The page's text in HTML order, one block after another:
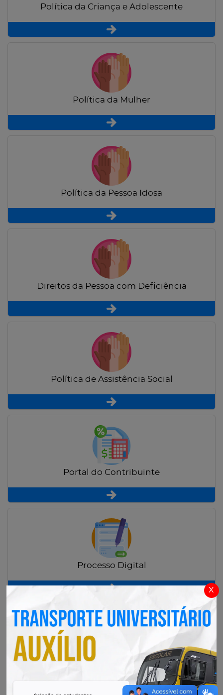
x
Política da Criança e Adolescente
Política da Mulher
Política da Pessoa Idosa
Direitos da Pessoa com Deficiência
Política de Assistência Social
Portal do Contribuinte
Processo Digital
Radar Transparência Pública